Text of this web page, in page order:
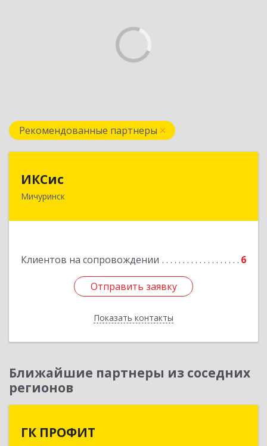
Рекомендованные партнеры
ИКСис
Мичуринск
Клиентов на сопровождении 6
Отправить заявку
Показать контакты
Отправить заявку
Назад
Ближайшие партнеры из соседних
регионов
ГК ПРОФИТ